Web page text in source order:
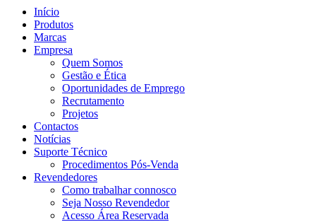
Início
Produtos
Marcas
Empresa
Quem Somos
Gestão e Ética
Oportunidades de Emprego
Recrutamento
Projetos
Contactos
Notícias
Suporte Técnico
Procedimentos Pós-Venda
Revendedores
Como trabalhar connosco
Seja Nosso Revendedor
Acesso Área Reservada